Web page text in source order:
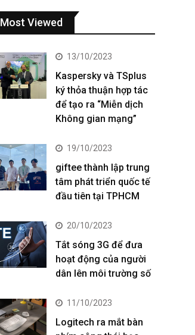
Most Viewed
13/10/2023
Kaspersky và TSplus
ký thỏa thuận hợp tác
để tạo ra “Miễn dịch
Không gian mạng”
19/10/2023
giftee thành lập trung
tâm phát triển quốc tế
đầu tiên tại TPHCM
20/10/2023
Tắt sóng 3G để đưa
hoạt động của người
dân lên môi trường số
11/10/2023
Logitech ra mắt bàn